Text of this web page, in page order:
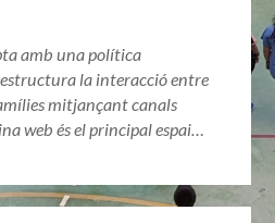
amb una política
la interacció entre
mitjançant canals
web és el principal espai…